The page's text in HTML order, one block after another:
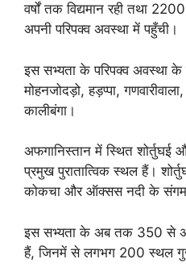
वर्षों तक विद्यमान रही तथा
अपनी परिपक्व अवस्था में पहुँची।
इस सभ्यता के परिपक्व अवस्था
मोहनजोदड़ो, हड़प्पा,
कालीबंगा।
अफगानिस्तान में स्थित शोर्तुघई
प्रमुख पुरातात्विक स्थल हैं।
कोकचा और ऑक्सस नदी के संगम
इस सभ्यता के अब तक 350 से
हैं, जिनमें से लगभग 200 स्थल